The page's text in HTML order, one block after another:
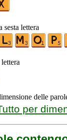
sesta lettera
delle
per